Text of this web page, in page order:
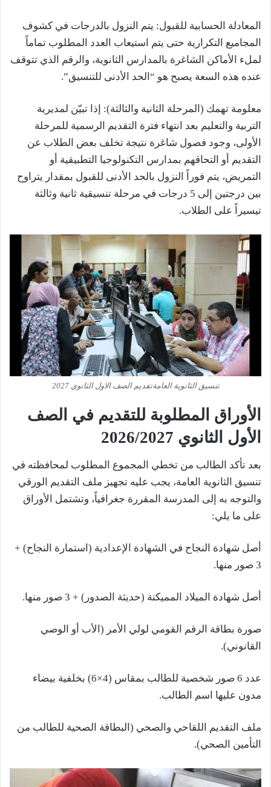
المعادلة الحسابية للقبول: يتم النزول بالدرجات في كشوف
المجاميع التكرارية حتى يتم استيعاب العدد المطلوب تماماً
لملء الأماكن الشاغرة بالمدارس الثانوية، والرقم الذي تتوقف
عنده هذه السعة يصبح هو “الحد الأدنى للتنسيق”.
معلومة تهمك (المرحلة الثانية والثالثة): إذا تبيّن لمديرية
التربية والتعليم بعد انتهاء فترة التقديم الرسمية للمرحلة
الأولى، وجود فصول شاغرة نتيجة تخلف بعض الطلاب عن
التقديم أو التحاقهم بمدارس التكنولوجيا التطبيقية أو
التمريض، يتم فوراً النزول بالحد الأدنى للقبول بمقدار يتراوح
بين درجتين إلى 5 درجات في مرحلة تنسيقية ثانية وثالثة
تيسيراً على الطلاب.
تنسيق الثانوية العامةتقديم الصف الاول الثانوي 2027
الأوراق المطلوبة للتقديم في الصف
الأول الثانوي 2026/2027
بعد تأكد الطالب من تخطي المجموع المطلوب لمحافظته في
تنسيق الثانوية العامة، يجب عليه تجهيز ملف التقديم الورقي
والتوجه به إلى المدرسة المقررة جغرافياً، وتشتمل الأوراق
على ما يلي:
أصل شهادة النجاح في الشهادة الإعدادية (استمارة النجاح) +
3 صور منها.
أصل شهادة الميلاد المميكنة (حديثة الصدور) + 3 صور منها.
صورة بطاقة الرقم القومي لولي الأمر (الأب أو الوصي
القانوني).
عدد 6 صور شخصية للطالب بمقاس (4×6) بخلفية بيضاء
مدون عليها اسم الطالب.
ملف التقديم اللقاحي والصحي (البطاقة الصحية للطالب من
التأمين الصحي).